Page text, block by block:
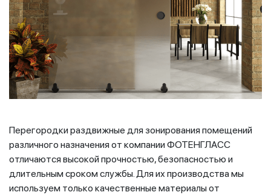
Перегородки раздвижные для зонирования помещений
различного назначения от компании ФОТЕНГЛАСС
отличаются высокой прочностью, безопасностью и
длительным сроком службы. Для их производства мы
используем только качественные материалы от